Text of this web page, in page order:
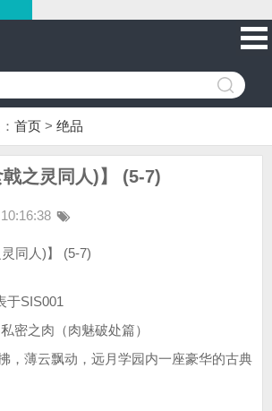
首页 > 绝品
戟之灵同人)】 (5-7)
同人)】 (5-7)
于SIS001
密之肉（肉魅破处篇）
薄云飘动，远月学园内一座豪华的古典